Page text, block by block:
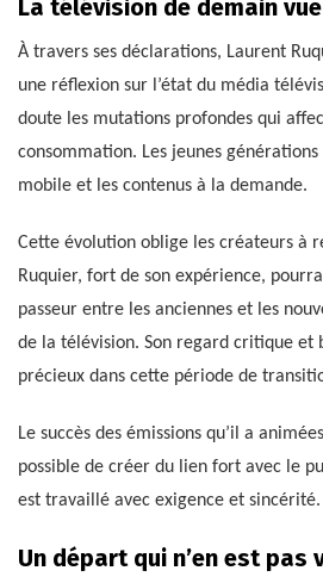
La télévision de demain
À travers ses déclarations, Laurent
une réflexion sur l’état du média
doute les mutations profondes qui
consommation. Les jeunes
mobile et les contenus à la demande.
Cette évolution oblige les créateurs à
Ruquier, fort de son expérience,
passeur entre les anciennes et les
de la télévision. Son regard critique et
précieux dans cette période de
Le succès des émissions qu’il a
possible de créer du lien fort avec le
est travaillé avec exigence et sincérité.
Un départ qui n’en est pas